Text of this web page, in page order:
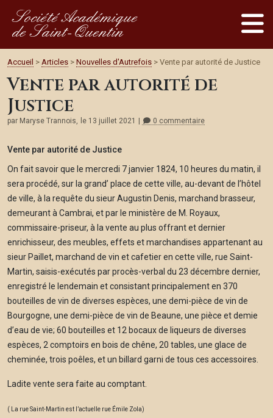
Société Académique
de Saint-Quentin
Accueil > Articles > Nouvelles d'Autrefois > Vente par autorité de Justice
Vente par autorité de
Justice
par Maryse Trannois, le 13 juillet 2021 0 commentaire
Vente par autorité de Justice
On fait savoir que le mercredi 7 janvier 1824, 10 heures du matin, il
sera procédé, sur la grand’ place de cette ville, au-devant de l’hôtel
de ville, à la requête du sieur Augustin Denis, marchand brasseur,
demeurant à Cambrai, et par le ministère de M. Royaux,
commissaire-priseur, à la vente au plus offrant et dernier
enrichisseur, des meubles, effets et marchandises appartenant au
sieur Paillet, marchand de vin et cafetier en cette ville, rue Saint-
Martin, saisis-exécutés par procès-verbal du 23 décembre dernier,
enregistré le lendemain et consistant principalement en 370
bouteilles de vin de diverses espèces, une demi-pièce de vin de
Bourgogne, une demi-pièce de vin de Beaune, une pièce et demie
d’eau de vie; 60 bouteilles et 12 bocaux de liqueurs de diverses
espèces, 2 comptoirs en bois de chêne, 20 tables, une glace de
cheminée, trois poêles, et un billard garni de tous ces accessoires.
Ladite vente sera faite au comptant.
( La rue Saint-Martin est l’actuelle rue Émile Zola)